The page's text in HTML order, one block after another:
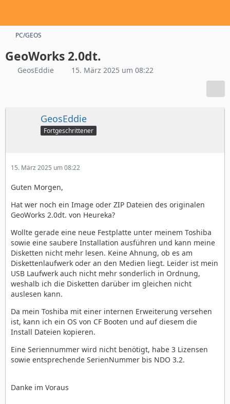
PC/GEOS
GeoWorks 2.0dt.
GeosEddie 15. März 2025 um 08:22
GeosEddie
Fortgeschrittener
15. März 2025 um 08:22
Guten Morgen,
Hat wer noch ein Image oder ZIP Dateien des originalen
GeoWorks 2.0dt. von Heureka?
Wollte gerade eine neue Festplatte unter meinem Toshiba
sowie eine saubere Installation ausführen und kann meine
Disketten nicht mehr lesen. Keine Ahnung, ob es am
Diskettenlaufwerk oder an den Medien liegt. Leider ist mein
USB Laufwerk auch nicht mehr sonderlich in Ordnung,
weshalb ich die Disketten darüber im gleichen nicht
auslesen kann.
Da mein Toshiba mit einer internen Erweiterung versehen
ist, kann ich ein OS von CF Booten und auf diesem die
Install Dateien kopieren.
Eine Seriennummer wird nicht benötigt, habe 3 Lizensen
sowie entsprechende SerienNummer bis NDO 3.2.
Danke im Voraus